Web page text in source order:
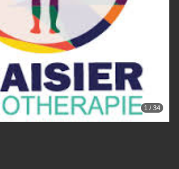
1 / 34